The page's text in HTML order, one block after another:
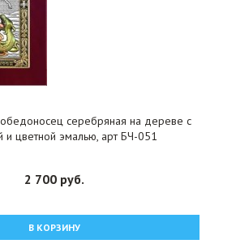
серебряная на дереве с
и цветной эмалью, арт БЧ-051
2 700 руб.
В КОРЗИНУ